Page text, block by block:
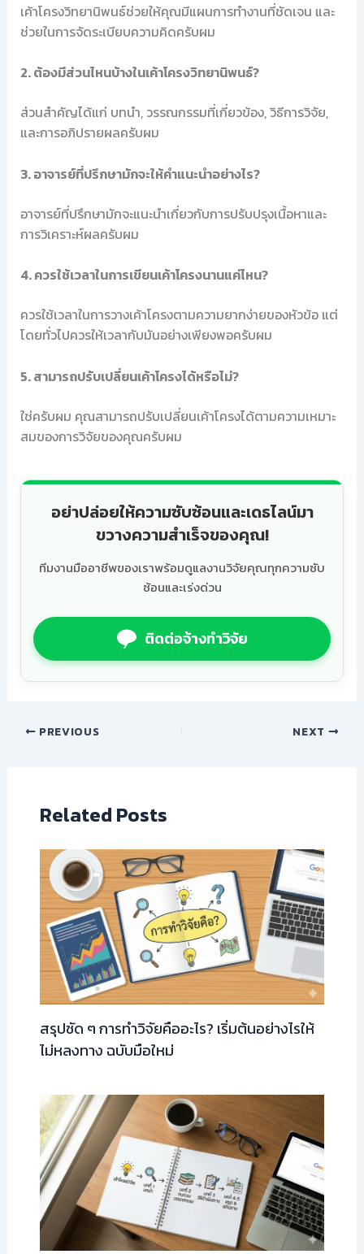
เค้าโครงวิทยานิพนธ์ช่วยให้คุณมีแผนการทำงานที่ชัดเจน และ
ช่วยในการจัดระเบียบความคิดครับผม
2. ต้องมีส่วนไหนบ้างในเค้าโครงวิทยานิพนธ์?
ส่วนสำคัญได้แก่ บทนำ, วรรณกรรมที่เกี่ยวข้อง, วิธีการวิจัย,
และการอภิปรายผลครับผม
3. อาจารย์ที่ปรึกษามักจะให้คำแนะนำอย่างไร?
อาจารย์ที่ปรึกษามักจะแนะนำเกี่ยวกับการปรับปรุงเนื้อหาและ
การวิเคราะห์ผลครับผม
4. ควรใช้เวลาในการเขียนเค้าโครงนานแค่ไหน?
ควรใช้เวลาในการวางเค้าโครงตามความยากง่ายของหัวข้อ แต่
โดยทั่วไปควรให้เวลากับมันอย่างเพียงพอครับผม
5. สามารถปรับเปลี่ยนเค้าโครงได้หรือไม่?
ใช่ครับผม คุณสามารถปรับเปลี่ยนเค้าโครงได้ตามความเหมาะ
สมของการวิจัยของคุณครับผม
อย่าปล่อยให้ความซับซ้อนและเดธไลน์มา
ขวางความสำเร็จของคุณ!
ทีมงานมืออาชีพของเราพร้อมดูแลงานวิจัยคุณทุกความซับ
ซ้อนและเร่งด่วน
ติดต่อจ้างทำวิจัย
PREVIOUS NEXT
Related Posts
สรุปชัด ๆ การทำวิจัยคืออะไร? เริ่มต้นอย่างไรให้
ไม่หลงทาง ฉบับมือใหม่